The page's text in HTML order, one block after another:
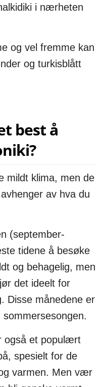
og vel fremme kan
og turkisblått
best å
mildt klima, men de
av hva du
(september-
tidene å besøke
og behagelig, men
det ideelt for
Disse månedene er
også et populært
spesielt for de
varmen. Men vær